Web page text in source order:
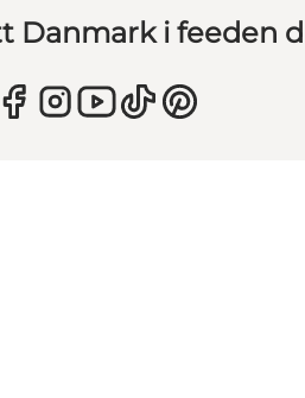
Danmark i feeden